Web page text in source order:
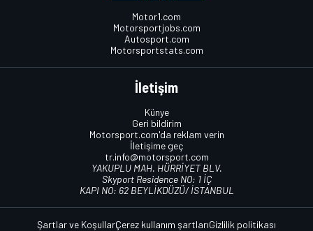
Motor1.com
Motorsportjobs.com
Autosport.com
Motorsportstats.com
İletişim
Künye
Geri bildirim
Motorsport.com'da reklam verin
İletişime geç
tr.info@motorsport.com
YAKUPLU MAH. HÜRRİYET BLV.
Skyport Residence NO: 1 İÇ
KAPI NO: 62 BEYLİKDÜZÜ/ İSTANBUL
Şartlar ve KoşullarÇerez kullanım şartlarıGizlilik politikası